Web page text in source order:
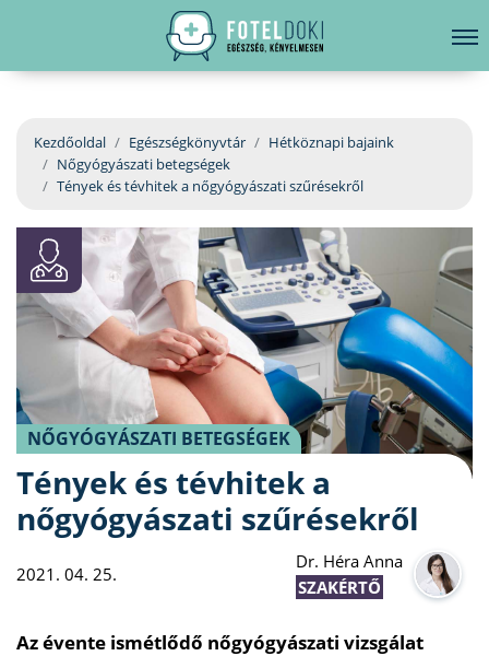
EGÉSZSÉGKÖNYVTÁR
BETEGSÉGKALAUZ
ÜGYELETKERESŐ
ORVOS VÁLASZOL
ORVOSKERESŐ
hirdetés
Kezdőoldal Egészségkönyvtár
Hétköznapi bajaink
Nőgyógyászati betegségek
Tények és tévhitek a nőgyógyászati szűrésekről
NŐGYÓGYÁSZATI BETEGSÉGEK
Tények és tévhitek a
nőgyógyászati szűrésekről
2021. 04. 25.
Dr. Héra Anna
SZAKÉRTŐ
Az évente ismétlődő nőgyógyászati vizsgálat